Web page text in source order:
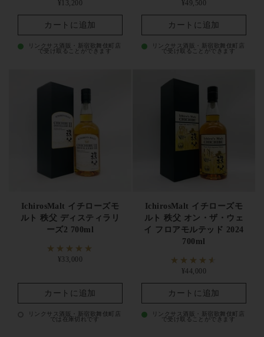
定価
¥13,200
カートに追加
リンクサス酒販・新宿歌舞伎町店
で受け取ることができます
定価
¥49,500
カートに追加
リンクサス酒販・新宿歌舞伎町店
で受け取ることができます
IchirosMalt イチローズモ
ルト 秩父 ディスティラリ
ーズ2 700ml
定価
¥33,000
カートに追加
リンクサス酒販・新宿歌舞伎町店
では在庫切れです
IchirosMalt イチローズモ
ルト 秩父 オン・ザ・ウェ
イ フロアモルテッド 2024
700ml
定価
¥44,000
カートに追加
リンクサス酒販・新宿歌舞伎町店
で受け取ることができます